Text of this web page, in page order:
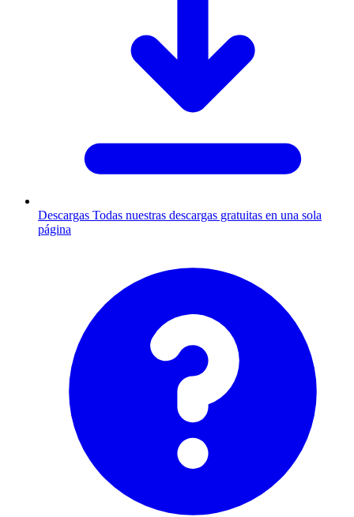
Descargas Todas nuestras descargas gratuitas en una sola
página